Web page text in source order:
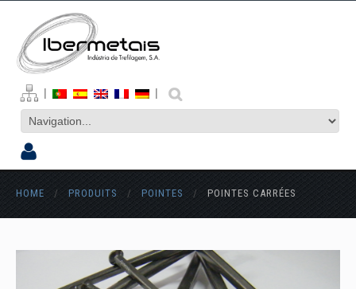
| |
HOME / PRODUITS / POINTES / POINTES CARRÉES